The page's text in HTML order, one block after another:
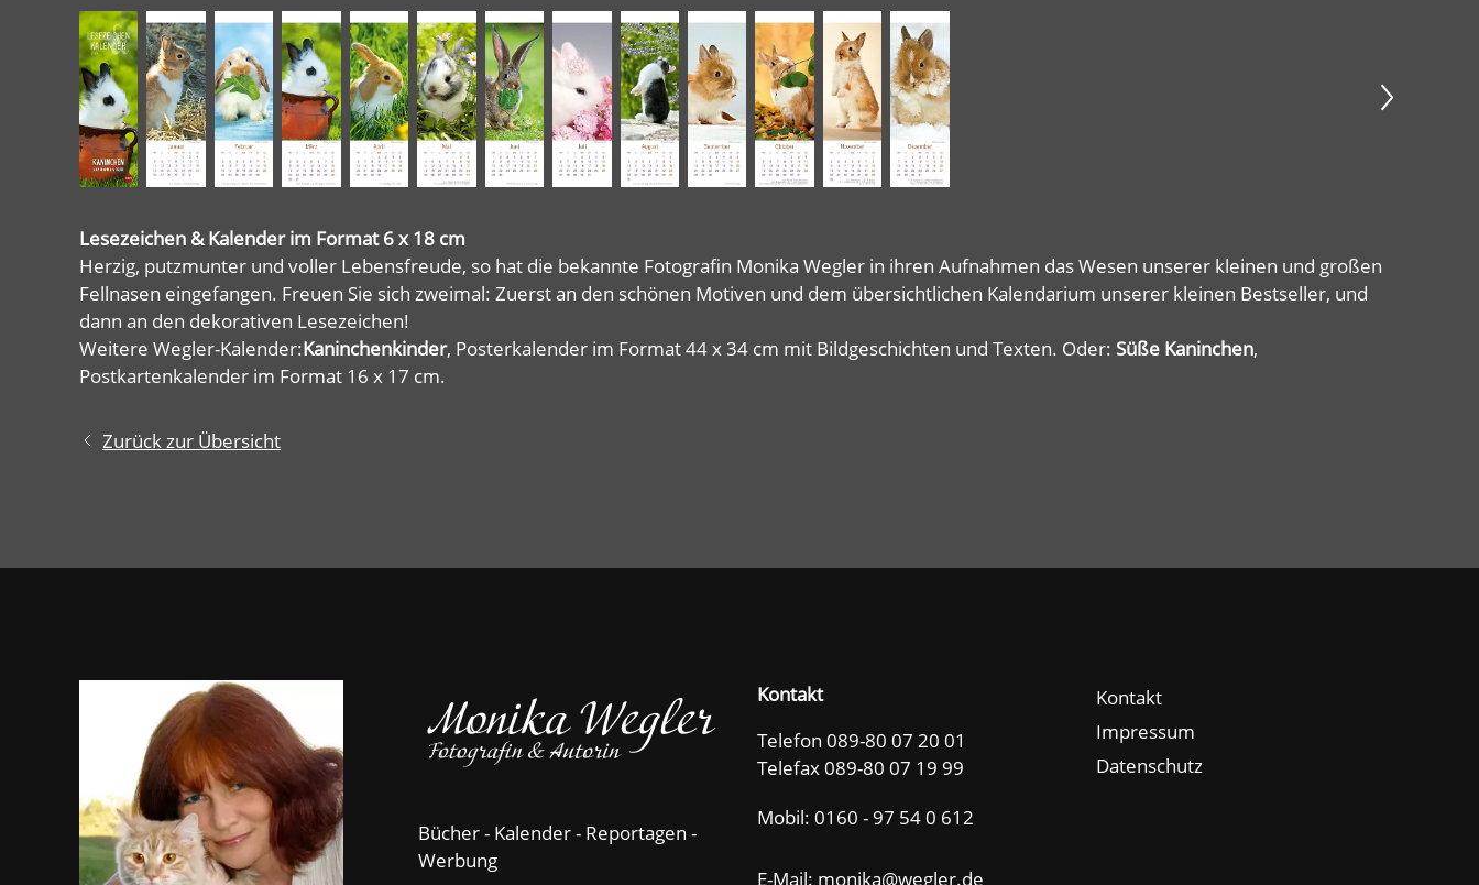
Lesezeichen & Kalender im Format 6 x 18 cm
Herzig, putzmunter und voller Lebensfreude, so hat die bekannte Fotografin Monika Wegler in ihren Aufnahmen das Wesen unserer kleinen und großen
Fellnasen eingefangen. Freuen Sie sich zweimal: Zuerst an den schönen Motiven und dem übersichtlichen Kalendarium unserer kleinen Bestseller, und
dann an den dekorativen Lesezeichen!
Weitere Wegler-Kalender:Kaninchenkinder, Posterkalender im Format 44 x 34 cm mit Bildgeschichten und Texten. Oder: Süße Kaninchen,
Postkartenkalender im Format 16 x 17 cm.
Zurück zur Übersicht
Bücher - Kalender - Reportagen -
Werbung
Kontakt
Telefon 089-80 07 20 01
Telefax 089-80 07 19 99
Mobil: 0160 - 97 54 0 612
E-Mail: m n k w gl r d
Kontakt
Impressum
Datenschutz